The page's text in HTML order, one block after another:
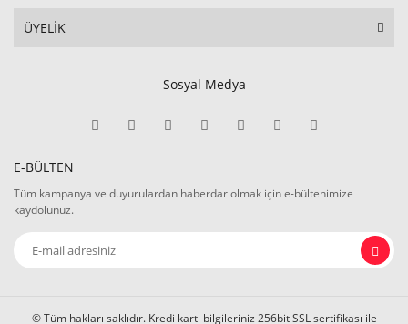
ÜYELİK
Sosyal Medya
E-BÜLTEN
Tüm kampanya ve duyurulardan haberdar olmak için e-bültenimize
kaydolunuz.
© Tüm hakları saklıdır. Kredi kartı bilgileriniz 256bit SSL sertifikası ile